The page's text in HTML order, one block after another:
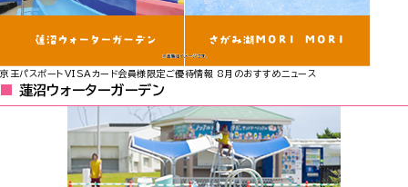
京王パスポートVISAカード会員様限定ご優待情報 8月のおすすめニュース
蓮沼ウォーターガーデン